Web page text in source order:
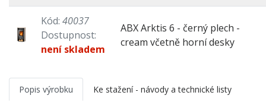
Kód: 40037
Dostupnost:
není skladem
ABX Arktis 6 - černý plech -
cream včetně horní desky
Popis výrobku
Ke stažení - návody a technické listy